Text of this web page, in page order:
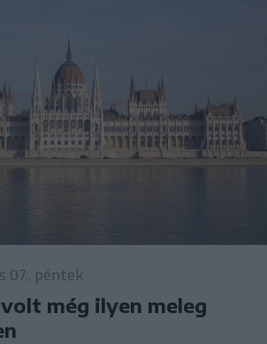
07., péntek
még ilyen meleg